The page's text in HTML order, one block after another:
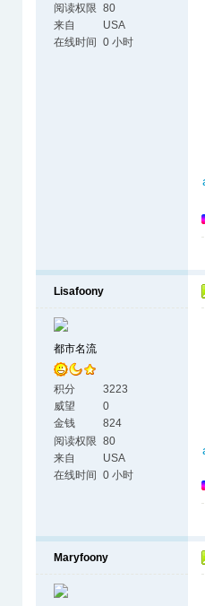
阅读权限 80
来自
USA
在线时间
0 小时
Lisafoony
都市名流
积分
3223
威望
0
金钱
824
阅读权限 80
来自
USA
在线时间
0 小时
Maryfoony